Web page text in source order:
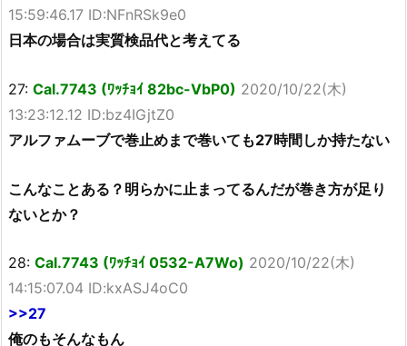
15:59:46.17 ID:NFnRSk9e0
日本の場合は実質検品代と考えてる
27: Cal.7743 (ﾜｯﾁｮｲ 82bc-VbP0) 2020/10/22(木)
13:23:12.12 ID:bz4IGjtZ0
アルファムーブで巻止めまで巻いても27時間しか持たない
こんなことある？明らかに止まってるんだが巻き方が足り
ないとか？
28: Cal.7743 (ﾜｯﾁｮｲ 0532-A7Wo) 2020/10/22(木)
14:15:07.04 ID:kxASJ4oC0
>>27
俺のもそんなもん